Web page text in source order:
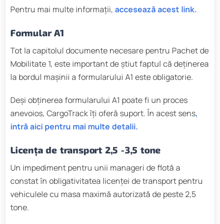
Pentru mai multe informații, accesează acest link.
Formular A1
Tot la capitolul documente necesare pentru Pachet de
Mobilitate 1, este important de știut faptul că deținerea
la bordul mașinii a formularului A1 este obligatorie.
Deși obținerea formularului A1 poate fi un proces
anevoios, CargoTrack îți oferă suport. În acest sens,
intră aici pentru mai multe detalii.
Licența de transport 2,5 -3,5 tone
Un impediment pentru unii manageri de flotă a
constat în obligativitatea licenței de transport pentru
vehiculele cu masa maximă autorizată de peste 2,5
tone.